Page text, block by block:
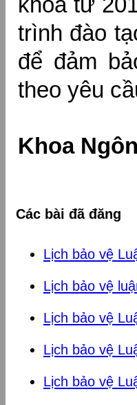
trình đào
để đảm
theo yêu
Khoa
Các bài đã đăng
Lịch bảo vệ
Lịch bảo vệ
Lịch bảo vệ
Lịch bảo vệ
Lịch bảo vệ